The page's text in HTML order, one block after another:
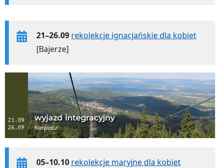
21–26.09 rekolekcje ignacjańskie dla kobiet
[Bajerze]
05–10.10 rekolekcje maryjne dla kobiet